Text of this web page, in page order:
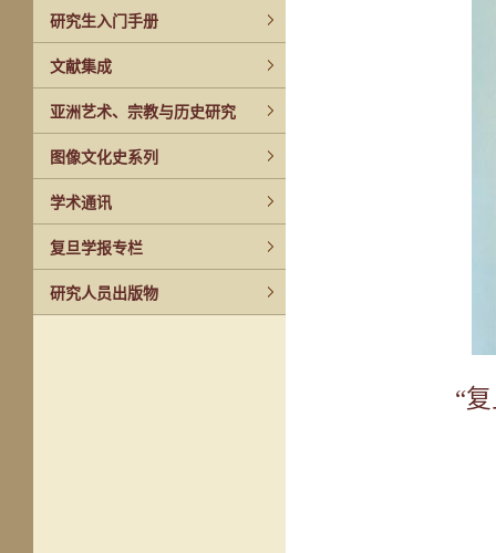
研究生入门手册
文献集成
亚洲艺术、宗教与历史研究
图像文化史系列
学术通讯
复旦学报专栏
研究人员出版物
“